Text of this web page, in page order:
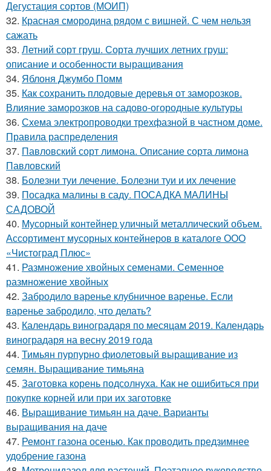
Дегустация сортов (МОИП)
32. Красная смородина рядом с вишней. С чем нельзя
сажать
33. Летний сорт груш. Сорта лучших летних груш:
описание и особенности выращивания
34. Яблоня Джумбо Помм
35. Как сохранить плодовые деревья от заморозков.
Влияние заморозков на садово-огородные культуры
36. Схема электропроводки трехфазной в частном доме.
Правила распределения
37. Павловский сорт лимона. Описание сорта лимона
Павловский
38. Болезни туи лечение. Болезни туи и их лечение
39. Посадка малины в саду. ПОСАДКА МАЛИНЫ
САДОВОЙ
40. Мусорный контейнер уличный металлический объем.
Ассортимент мусорных контейнеров в каталоге ООО
«Чистоград Плюс»
41. Размножение хвойных семенами. Семенное
размножение хвойных
42. Забродило варенье клубничное варенье. Если
варенье забродило, что делать?
43. Календарь виноградаря по месяцам 2019. Календарь
виноградаря на весну 2019 года
44. Тимьян пурпурно фиолетовый выращивание из
семян. Выращивание тимьяна
45. Заготовка корень подсолнуха. Как не ошибиться при
покупке корней или при их заготовке
46. Выращивание тимьян на даче. Варианты
выращивания на даче
47. Ремонт газона осенью. Как проводить предзимнее
удобрение газона